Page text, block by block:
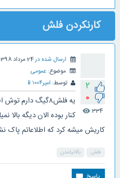
کارنکردن فلش
2
0
334
visibility
ارسال شده در24 مرداد 1398
موضوع: عمومی
توسط: امیر۱۰۰۴ 📱
یه فلش۸گیگ دارم
کنار بوده الان دیگه بالا
کاریش میشه کرد که اطلاعاتم پاک
فلش بالانیامدن